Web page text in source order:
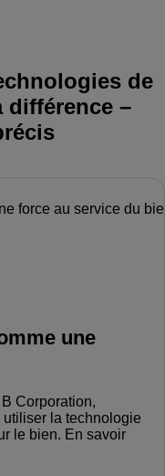
de
–
une
Corporation,
la technologie
le bien. En savoir